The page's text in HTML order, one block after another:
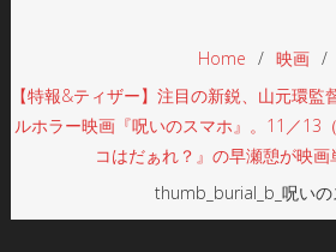
Home
映画
【特報&ティザー】注目の新鋭、山元環
ルホラー映画『呪いのスマホ』。11／13
コはだぁれ？』の早瀬憩が映画
thumb_burial_b_呪いの